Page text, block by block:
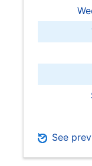
See